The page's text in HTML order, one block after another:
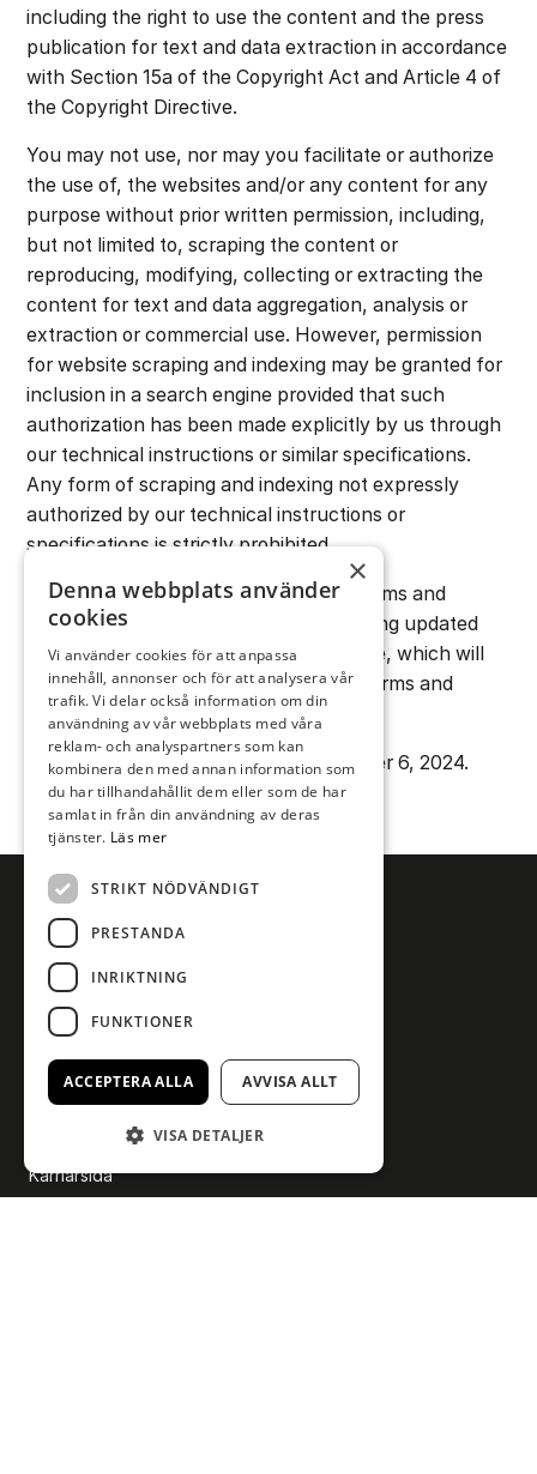
including the right to use the content and the press
publication for text and data extraction in accordance
with Section 15a of the Copyright Act and Article 4 of
the Copyright Directive.
You may not use, nor may you facilitate or authorize
the use of, the websites and/or any content for any
purpose without prior written permission, including,
but not limited to, scraping the content or
reproducing, modifying, collecting or extracting the
content for text and data aggregation, analysis or
extraction or commercial use. However, permission
for website scraping and indexing may be granted for
inclusion in a search engine provided that such
authorization has been made explicitly by us through
our technical instructions or similar specifications.
Any form of scraping and indexing not expressly
authorized by our technical instructions or
specifications is strictly prohibited.
We reserve the right to amend these terms and
conditions from time to time by publishing updated
terms and conditions on bonniernews.se, which will
come into force and replace previous terms and
conditions with effect from publication.
‍This version was published on December 6, 2024.
Om oss
Våra varumärken
Företagsledning
Karriärsida
×
Denna webbplats använder
cookies
Vi använder cookies för att anpassa
innehåll, annonser och för att analysera vår
trafik. Vi delar också information om din
användning av vår webbplats med våra
reklam- och analyspartners som kan
kombinera den med annan information som
du har tillhandahållit dem eller som de har
samlat in från din användning av deras
tjänster. Läs mer
STRIKT NÖDVÄNDIGT
PRESTANDA
INRIKTNING
FUNKTIONER
ACCEPTERA ALLA AVVISA ALLT
VISA DETALJER